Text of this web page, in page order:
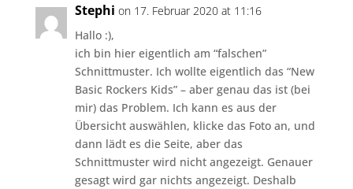
Stephi on 17. Februar 2020 at 11:16
Hallo :),
ich bin hier eigentlich am “falschen”
Schnittmuster. Ich wollte eigentlich das “New
Basic Rockers Kids” – aber genau das ist (bei
mir) das Problem. Ich kann es aus der
Übersicht auswählen, klicke das Foto an, und
dann lädt es die Seite, aber das
Schnittmuster wird nicht angezeigt. Genauer
gesagt wird gar nichts angezeigt. Deshalb